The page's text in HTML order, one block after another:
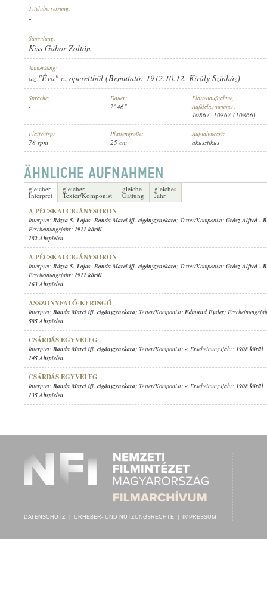
INTERPRET: BANDA MARCI IFJ. CIGÁNYZENEKARA
10867
Titelübersetzung:
-
Sammlung:
Kiss Gábor Zoltán
Anmerkung:
az "Éva" c. operettből (Bemutató: 1912.10.12. Király Színház)
Sprache:
-
Dauer:
2' 46"
Plattenaufnahme,
Aufklebernummer:
10867, 10867 (10866)
Plattentyp:
78 rpm
Plattengröße:
25 cm
Aufnahmeart:
akusztikus
gleicher
Interpret
gleicher
Texter/Komponist
gleiche
Gattung
gleiches
Jahr
A PÉCSKAI CIGÁNYSORON
Interpret: Rózsa S. Lajos, Banda Marci ifj. cigányzenekara; Texter/Komponist: Grósz Alfréd -
Erscheinungsjahr: 1911 körül
182 Abspielen
A PÉCSKAI CIGÁNYSORON
Interpret: Rózsa S. Lajos, Banda Marci ifj. cigányzenekara; Texter/Komponist: Grósz Alfréd -
Erscheinungsjahr: 1911 körül
163 Abspielen
ASSZONYFALÓ-KERINGŐ
Interpret: Banda Marci ifj. cigányzenekara; Texter/Komponist: Edmund Eysler;
585 Abspielen
CSÁRDÁS EGYVELEG
Interpret: Banda Marci ifj. cigányzenekara; Texter/Komponist: -; Erscheinungsjahr: 1908 körül
145 Abspielen
CSÁRDÁS EGYVELEG
Interpret: Banda Marci ifj. cigányzenekara; Texter/Komponist: -; Erscheinungsjahr: 1908 körül
135 Abspielen
DATENSCHUTZ URHEBER- UND NUTZUNGSRECHTE IMPRESSUM